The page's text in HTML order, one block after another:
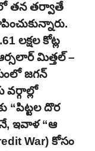
తన తర్వాతే
లక్షల కోట్ల
మిత్తల్ –
జగన్
దొర
ఇవాళ “ఆ
War) కోసం